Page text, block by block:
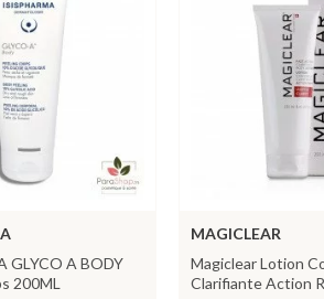
GLYCO A BODY
200ML
MAGICLEAR
Magiclear Lotion
Clarifiante Action